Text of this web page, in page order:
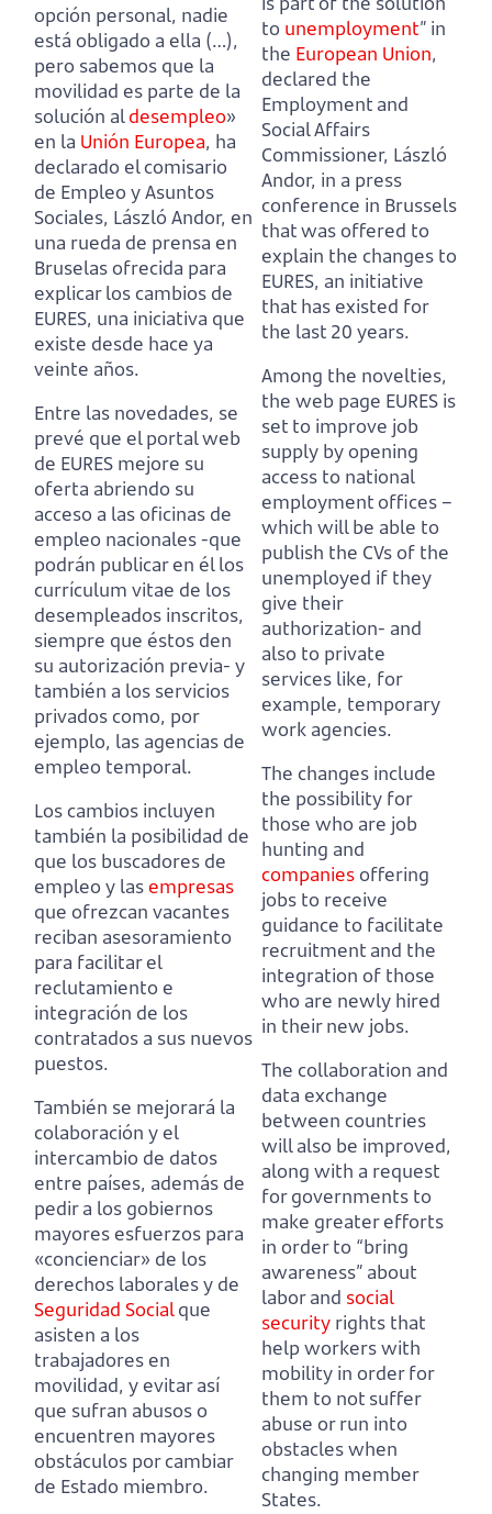
opción personal, nadie
está obligado a ella (…),
pero sabemos que la
movilidad es parte de la
solución aldesempleo»
en la Unión Europea, ha
declarado el comisario
de Empleo y Asuntos
Sociales, László Andor, en
una rueda de prensa en
Bruselas ofrecida para
explicar los cambios de
EURES, una iniciativa que
existe desde hace ya
veinte años.
Entre las novedades, se
prevé que el portal web
de EURES mejore su
oferta abriendo su
acceso a las oficinas de
empleo nacionales -que
podrán publicar en él los
currículum vitae de los
desempleados inscritos,
siempre que éstos den
su autorización previa- y
también a los servicios
privados como, por
ejemplo, las agencias de
empleo temporal.
Los cambios incluyen
también la posibilidad de
que los buscadores de
empleo y lasempresas
que ofrezcan vacantes
reciban asesoramiento
para facilitar el
reclutamiento e
integración de los
contratados a sus nuevos
puestos.
También se mejorará la
colaboración y el
intercambio de datos
entre países, además de
pedir a los gobiernos
mayores esfuerzos para
«concienciar» de los
derechos laborales y de
Seguridad Socialque
asisten a los
trabajadores en
movilidad, y evitar así
que sufran abusos o
encuentren mayores
obstáculos por cambiar
de Estado miembro.
to unemployment” in
the European Union,
declared the
Employment and
Social Affairs
Commissioner, László
Andor, in a press
conference in Brussels
that was offered to
explain the changes to
EURES, an initiative
that has existed for
the last 20 years.
Among the novelties,
the web page EURES is
set to improve job
supply by opening
access to national
employment offices –
which will be able to
publish the CVs of the
unemployed if they
give their
authorization- and
also to private
services like, for
example, temporary
work agencies.
The changes include
the possibility for
those who are job
hunting and
companiesoffering
jobs to receive
guidance to facilitate
recruitment and the
integration of those
who are newly hired
in their new jobs.
The collaboration and
data exchange
between countries
will also be improved,
along with a request
for governments to
make greater efforts
in order to “bring
awareness” about
labor and social
security rights that
help workers with
mobility in order for
them to not suffer
abuse or run into
obstacles when
changing member
States.